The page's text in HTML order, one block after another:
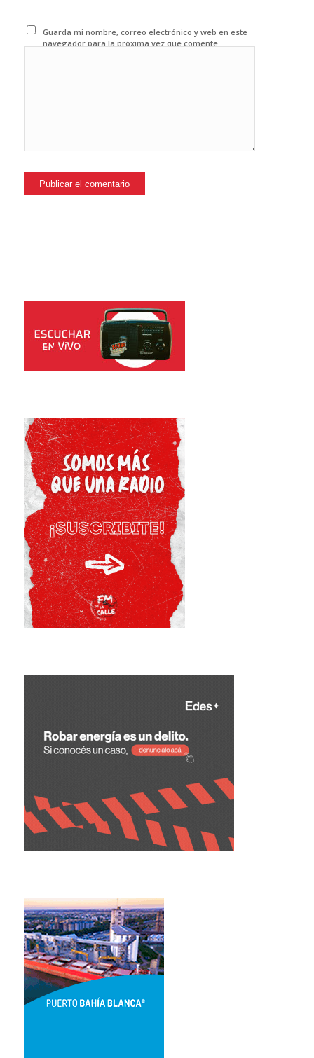
Guarda mi nombre, correo electrónico y web en este
navegador para la próxima vez que comente.